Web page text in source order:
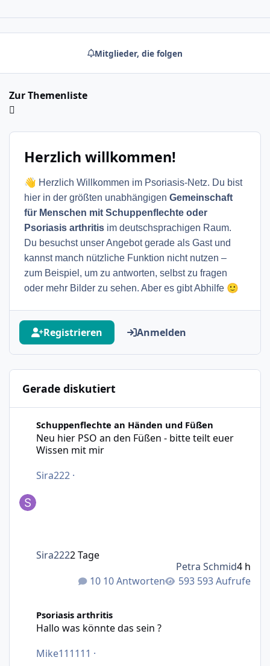
Mitglieder, die folgen
Zur Themenliste
Herzlich willkommen!
👋 Herzlich Willkommen im Psoriasis-Netz. Du bist
hier in der größten unabhängigen Gemeinschaft
für Menschen mit Schuppenflechte oder
Psoriasis arthritis im deutschsprachigen Raum.
Du besuchst unser Angebot gerade als Gast und
kannst manch nützliche Funktion nicht nutzen –
zum Beispiel, um zu antworten, selbst zu fragen
oder mehr Bilder zu sehen. Aber es gibt Abhilfe 🙂
Registrieren Anmelden
Gerade diskutiert
Schuppenflechte an Händen und Füßen
Neu hier PSO an den Füßen - bitte teilt euer
Wissen mit mir
Sira222 ·
10 Antworten 593 Aufrufe
Sira2222 Tage
Petra Schmid4 h
Psoriasis arthritis
Hallo was könnte das sein ?
Mike111111 ·